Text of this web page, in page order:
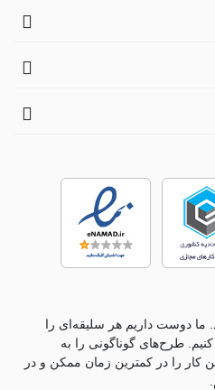
ما دوست داریم هر سلیقه‌ای را
کنیم. طرح‌های گوناگونی را به
کار را در کمترین زمان ممکن و در